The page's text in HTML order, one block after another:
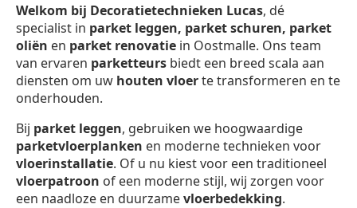
Welkom bij Decoratietechnieken Lucas, dé
specialist in parket leggen, parket schuren, parket
oliën en parket renovatie in Oostmalle. Ons team
van ervaren parketteurs biedt een breed scala aan
diensten om uw houten vloerte transformeren en te
onderhouden.
Bij parket leggen, gebruiken we hoogwaardige
parketvloerplanken en moderne technieken voor
vloerinstallatie. Of u nu kiest voor een traditioneel
vloerpatroon of een moderne stijl, wij zorgen voor
een naadloze en duurzamevloerbedekking.